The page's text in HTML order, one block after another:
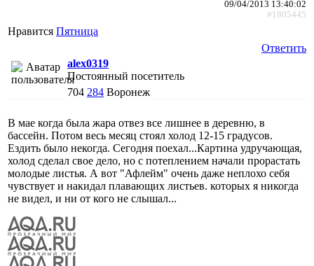
09/04/2013 13:40:02
#1805445
Нравится Пятница
Ответить
alex0319
Постоянный посетитель
704 284 Воронеж
В мае когда была жара отвез все лишнее в деревню, в
бассейн. Потом весь месяц стоял холод 12-15 градусов.
Ездить было некогда. Сегодня поехал...Картина удручающая,
холод сделал свое дело, но с потеплением начали прорастать
молодые листья. А вот "Афлейм" очень даже неплохо себя
чувствует и накидал плавающих листьев. которых я никогда
не видел, и ни от кого не слышал...